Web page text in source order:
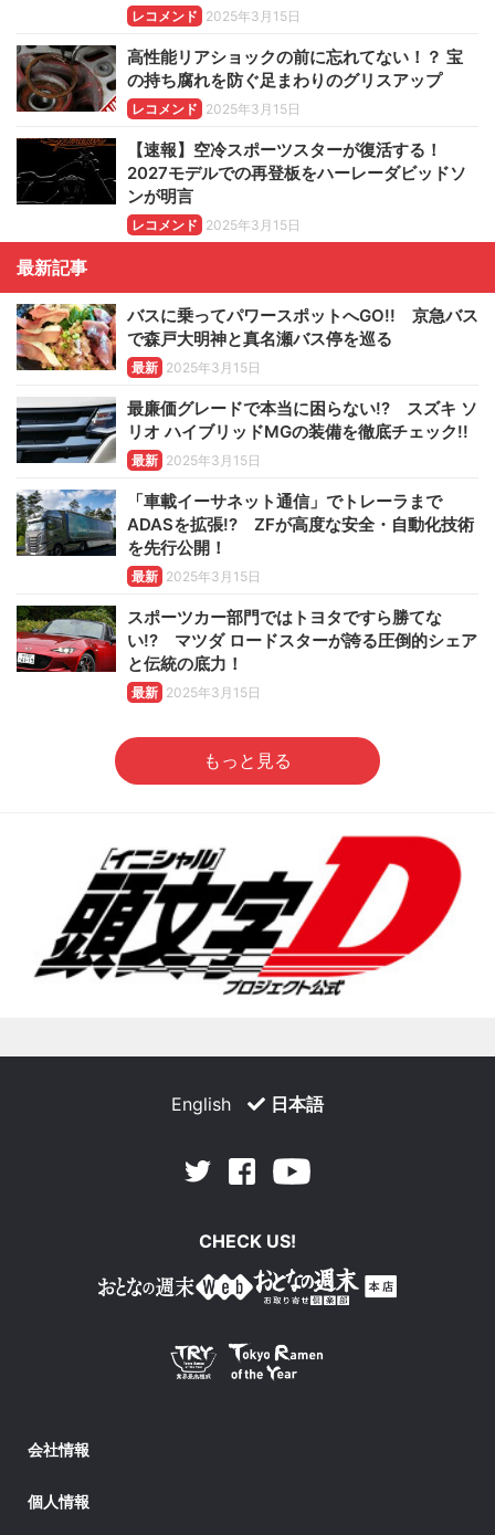
レコメンド 2025年3月15日
高性能リアショックの前に忘れてない！？ 宝
の持ち腐れを防ぐ足まわりのグリスアップ
レコメンド 2025年3月15日
【速報】空冷スポーツスターが復活する！
2027モデルでの再登板をハーレーダビッドソ
ンが明言
レコメンド 2025年3月15日
最新記事
バスに乗ってパワースポットへGO!! 京急バス
で森戸大明神と真名瀬バス停を巡る
最新 2025年3月15日
最廉価グレードで本当に困らない!? スズキ ソ
リオ ハイブリッドMGの装備を徹底チェック!!
最新 2025年3月15日
「車載イーサネット通信」でトレーラまで
ADASを拡張!? ZFが高度な安全・自動化技術
を先行公開！
最新 2025年3月15日
スポーツカー部門ではトヨタですら勝てな
い!? マツダ ロードスターが誇る圧倒的シェア
と伝統の底力！
最新 2025年3月15日
もっと見る
English 日本語
Twitter Facebook
CHECK US!
会社情報
個人情報